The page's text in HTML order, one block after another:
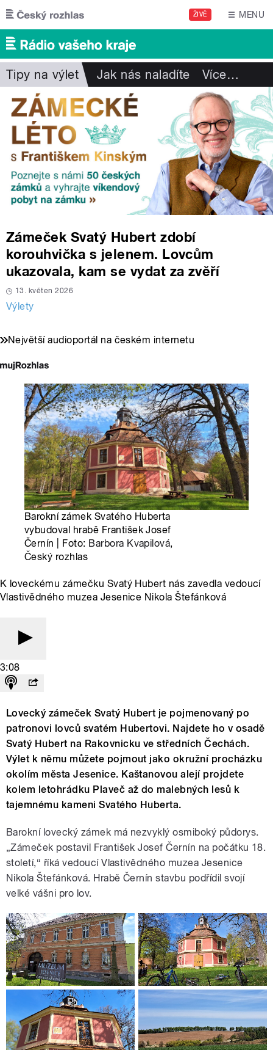
Přejít k hlavnímu obsahu
ŽIVĚ MENU
Tipy na výlet Jak nás naladíte Více…
Zámeček Svatý Hubert zdobí
korouhvička s jelenem. Lovcům
ukazovala, kam se vydat za zvěří
13. květen 2026
Výlety
Největší audioportál na českém internetu
Barokní zámek Svatého Huberta
vybudoval hrabě František Josef
Černín | Foto: Barbora Kvapilová,
Český rozhlas
K loveckému zámečku Svatý Hubert nás zavedla vedoucí
Vlastivědného muzea Jesenice Nikola Štefánková
3:08
Lovecký zámeček Svatý Hubert je pojmenovaný po
patronovi lovců svatém Hubertovi. Najdete ho v osadě
Svatý Hubert na Rakovnicku ve středních Čechách.
Výlet k němu můžete pojmout jako okružní procházku
okolím města Jesenice. Kaštanovou alejí projdete
kolem letohrádku Plaveč až do malebných lesů k
tajemnému kameni Svatého Huberta.
Barokní lovecký zámek má nezvyklý osmiboký půdorys.
„Zámeček postavil František Josef Černín na počátku 18.
století,“ říká vedoucí Vlastivědného muzea Jesenice
Nikola Štefánková. Hrabě Černín stavbu podřídil svojí
velké vášni pro lov.